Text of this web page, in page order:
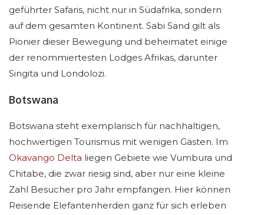
geführter Safaris, nicht nur in Südafrika, sondern
auf dem gesamten Kontinent. Sabi Sand gilt als
Pionier dieser Bewegung und beheimatet einige
der renommiertesten Lodges Afrikas, darunter
Singita und Londolozi.
Botswana
Botswana steht exemplarisch für nachhaltigen,
hochwertigen Tourismus mit wenigen Gästen. Im
Okavango Delta liegen Gebiete wie Vumbura und
Chitabe, die zwar riesig sind, aber nur eine kleine
Zahl Besucher pro Jahr empfangen. Hier können
Reisende Elefantenherden ganz für sich erleben